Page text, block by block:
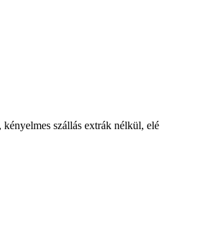
kényelmes szállás extrák nélkül, elé